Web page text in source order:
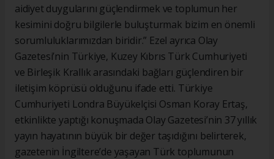
aidiyet duygularını güçlendirmek ve toplumun her
kesimini doğru bilgilerle buluşturmak bizim en önemli
sorumluluklarımızdan biridir.” Ezel ayrıca Olay
Gazetesi’nin Türkiye, Kuzey Kıbrıs Türk Cumhuriyeti
ve Birleşik Krallık arasındaki bağları güçlendiren bir
iletişim köprüsü olduğunu ifade etti. Türkiye
Cumhuriyeti Londra Büyükelçisi Osman Koray Ertaş,
etkinlikte yaptığı konuşmada Olay Gazetesi’nin 37 yıllık
yayın hayatının büyük bir değer taşıdığını belirterek,
gazetenin İngiltere’de yaşayan Türk toplumunun